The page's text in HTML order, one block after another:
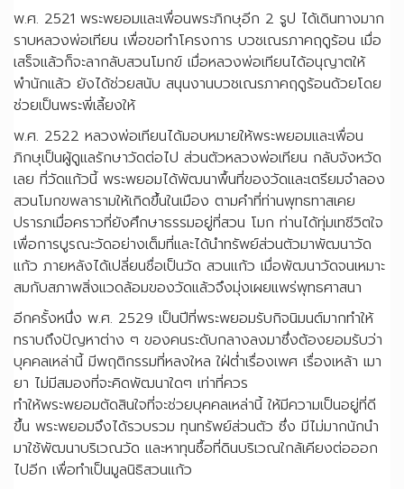
พ.ศ. 2521 พระพยอมและเพื่อนพระภิกษุอีก 2 รูป ได้เดินทางมาก
ราบหลวงพ่อเทียน เพื่อขอทำโครงการ บวชเณรภาคฤดูร้อน เมื่อ
เสร็จแล้วก็จะลากลับสวนโมกข์ เมื่อหลวงพ่อเทียนได้อนุญาตให้
พำนักแล้ว ยังได้ช่วยสนับ สนุนงานบวชเณรภาคฤดูร้อนด้วยโดย
ช่วยเป็นพระพี่เลี้ยงให้
พ.ศ. 2522 หลวงพ่อเทียนได้มอบหมายให้พระพยอมและเพื่อน
ภิกษุเป็นผู้ดูแลรักษาวัดต่อไป ส่วนตัวหลวงพ่อเทียน กลับจังหวัด
เลย ที่วัดแก้วนี้ พระพยอมได้พัฒนาพื้นที่ของวัดและเตรียมจำลอง
สวนโมกขพลารามให้เกิดขึ้นในเมือง ตามคำที่ท่านพุทธทาสเคย
ปรารภเมื่อคราวที่ยังศึกษาธรรมอยู่ที่สวน โมก ท่านได้ทุ่มเทชีวิตใจ
เพื่อการบูรณะวัดอย่างเต็มที่และได้นำทรัพย์ส่วนตัวมาพัฒนาวัด
แก้ว ภายหลังได้เปลี่ยนชื่อเป็นวัด สวนแก้ว เมื่อพัฒนาวัดจนเหมาะ
สมกับสภาพสิ่งแวดล้อมของวัดแล้วจึงมุ่งเผยแพร่พุทธศาสนา
อีกครั้งหนึ่ง พ.ศ. 2529 เป็นปีที่พระพยอมรับกิจนิมนต์มากทำให้
ทราบถึงปัญหาต่าง ๆ ของคนระดับกลางลงมาซึ่งต้องยอมรับว่า
บุคคลเหล่านี้ มีพฤติกรรมที่หลงใหล ใฝ่ต่ำเรื่องเพศ เรื่องเหล้า เมา
ยา ไม่มีสมองที่จะคิดพัฒนาใดๆ เท่าที่ควร
ทำให้พระพยอมตัดสินใจที่จะช่วยบุคคลเหล่านี้ ให้มีความเป็นอยู่ที่ดี
ขึ้น พระพยอมจึงได้รวบรวม ทุนทรัพย์ส่วนตัว ซึ่ง มีไม่มากนักนำ
มาใช้พัฒนาบริเวณวัด และหาทุนซื้อที่ดินบริเวณใกล้เคียงต่อออก
ไปอีก เพื่อทำเป็นมูลนิธิสวนแก้ว